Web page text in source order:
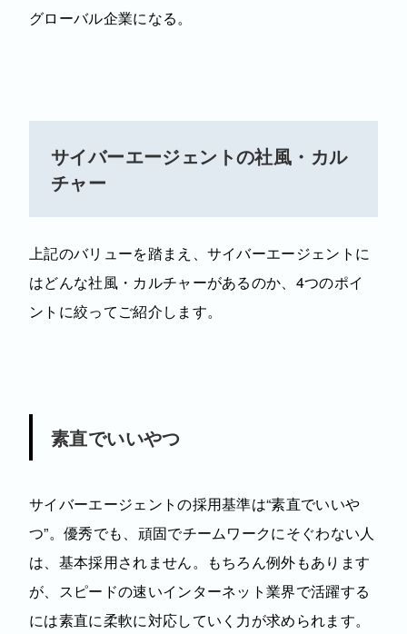
グローバル企業になる。
サイバーエージェントの社風・カル
チャー
上記のバリューを踏まえ、サイバーエージェントに
はどんな社風・カルチャーがあるのか、4つのポイ
ントに絞ってご紹介します。
素直でいいやつ
サイバーエージェントの採用基準は“素直でいいや
つ”。優秀でも、頑固でチームワークにそぐわない人
は、基本採用されません。もちろん例外もあります
が、スピードの速いインターネット業界で活躍する
には素直に柔軟に対応していく力が求められます。